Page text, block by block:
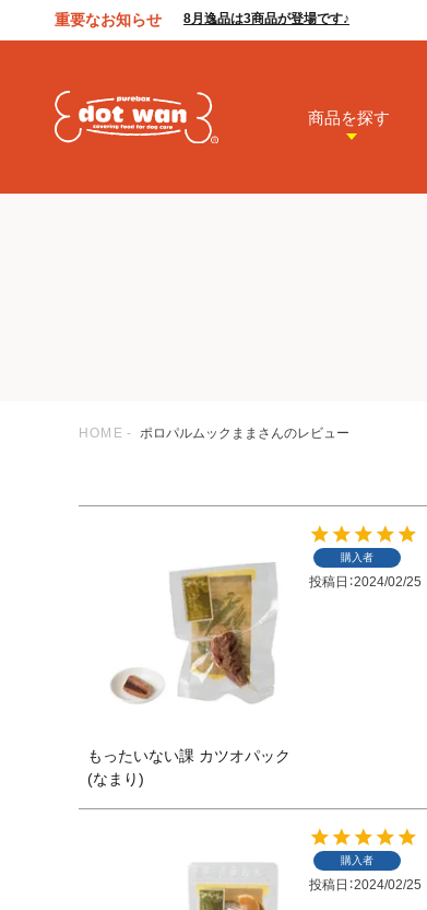
重要なお知らせ 8月逸品は3商品が登場です♪
商品を探す
HOME ポロパルムックままさんのレビュー
もったいない課 カツオパック
(なまり)
購入者
投稿日 2024/02/25
購入者
投稿日 2024/02/25